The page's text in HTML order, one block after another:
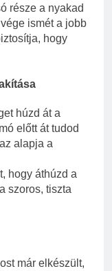
része a nyakad
ismét a jobb
hogy
húzd át a
előtt át tudod
alapja a
hogy áthúzd a
szoros, tiszta
már elkészült,